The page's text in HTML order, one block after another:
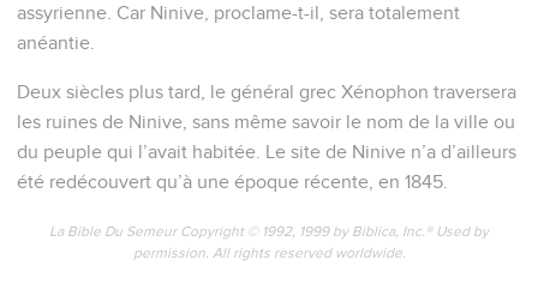
assyrienne. Car Ninive, proclame-t-il, sera totalement
anéantie.
Deux siècles plus tard, le général grec Xénophon traversera
les ruines de Ninive, sans même savoir le nom de la ville ou
du peuple qui l’avait habitée. Le site de Ninive n’a d’ailleurs
été redécouvert qu’à une époque récente, en 1845.
La Bible Du Semeur Copyright © 1992, 1999 by Biblica, Inc.® Used by
permission. All rights reserved worldwide.